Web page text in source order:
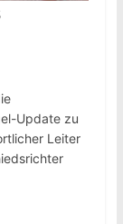
Update zu
Leiter